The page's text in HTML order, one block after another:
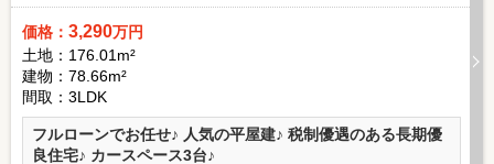
価格： 3,290万円
土地：176.01m²
建物：78.66m²
間取：3LDK
フルローンでお任せ♪ 人気の平屋建♪ 税制優遇のある長期優
良住宅♪ カースペース3台♪